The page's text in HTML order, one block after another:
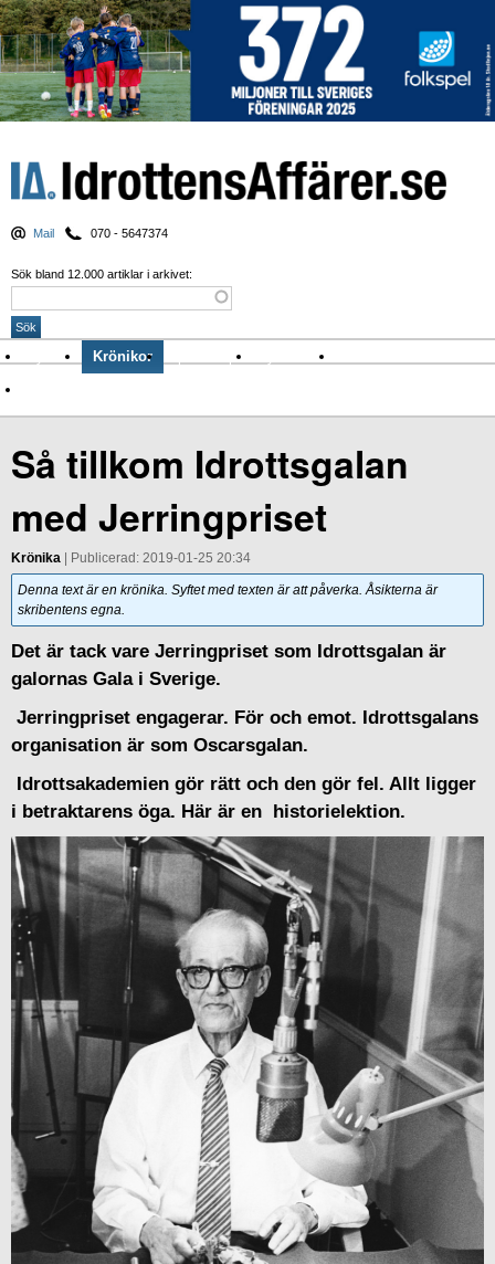
Mail 070 - 5647374
Sök bland 12.000 artiklar i arkivet:
Nyheter Krönikor Sport & spel Nyhetsbrev
Så tillkom Idrottsgalan
med Jerringpriset
Krönika | Publicerad: 2019-01-25 20:34
Denna text är en krönika. Syftet med texten är att påverka. Åsikterna är
skribentens egna.
Det är tack vare Jerringpriset som Idrottsgalan är
galornas Gala i Sverige.
Jerringpriset engagerar. För och emot. Idrottsgalans
organisation är som Oscarsgalan.
Idrottsakademien gör rätt och den gör fel. Allt ligger
i betraktarens öga. Här är en historielektion.